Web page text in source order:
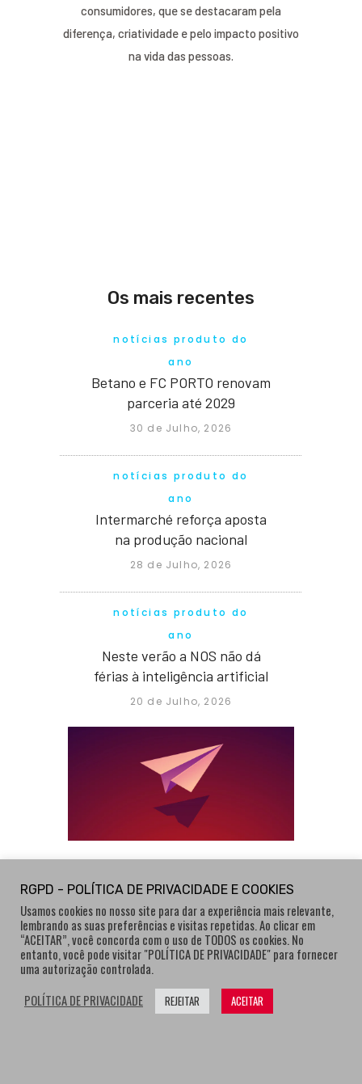
consumidores, que se destacaram pela
diferença, criatividade e pelo impacto positivo
na vida das pessoas.
Os mais recentes
notícias produto do
ano
Betano e FC PORTO renovam
parceria até 2029
30 de Julho, 2026
notícias produto do
ano
Intermarché reforça aposta
na produção nacional
28 de Julho, 2026
notícias produto do
ano
Neste verão a NOS não dá
férias à inteligência artificial
20 de Julho, 2026
NEWSLETTER
NÃO PERCAS NADA. Fica atualizado
com as últimas notícias!
Ao clicar nesta caixa, declaro que li e aceito
Políticas de Privacidade .
RGPD - POLÍTICA DE PRIVACIDADE E COOKIES
Usamos cookies no nosso site para dar a experiência mais relevante,
lembrando as suas preferências e visitas repetidas. Ao clicar em
“ACEITAR”, você concorda com o uso de TODOS os cookies. No
entanto, você pode visitar "POLÍTICA DE PRIVACIDADE" para fornecer
uma autorização controlada.
POLÍTICA DE PRIVACIDADE
REJEITAR ACEITAR